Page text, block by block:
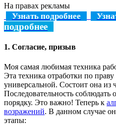
На правах рекламы
Узнать подробнее
подробнее
1. Согласие, призыв
Моя самая любимая техника
Эта техника отработки по
универсальной. Состоит она из
Последовательность соблюдать
порядку. Это важно! Теперь к
возражений. В данном случае
этапы: